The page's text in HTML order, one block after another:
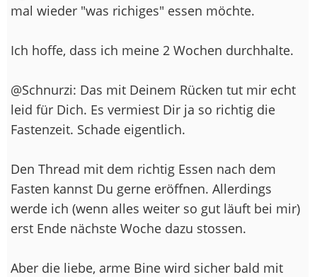
mal wieder "was richiges" essen möchte.
Ich hoffe, dass ich meine 2 Wochen durchhalte.
@Schnurzi: Das mit Deinem Rücken tut mir echt
leid für Dich. Es vermiest Dir ja so richtig die
Fastenzeit. Schade eigentlich.
Den Thread mit dem richtig Essen nach dem
Fasten kannst Du gerne eröffnen. Allerdings
werde ich (wenn alles weiter so gut läuft bei mir)
erst Ende nächste Woche dazu stossen.
Aber die liebe, arme Bine wird sicher bald mit